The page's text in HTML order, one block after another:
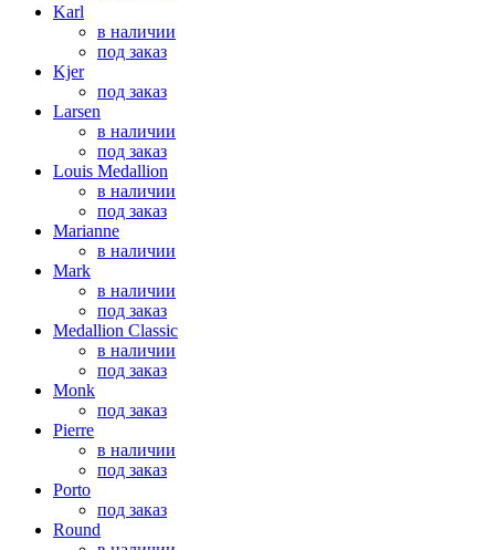
Karl
в наличии
под заказ
Kjer
под заказ
Larsen
в наличии
под заказ
Louis Medallion
в наличии
под заказ
Marianne
в наличии
Mark
в наличии
под заказ
Medallion Classic
в наличии
под заказ
Monk
под заказ
Pierre
в наличии
под заказ
Porto
под заказ
Round